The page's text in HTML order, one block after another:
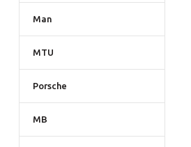
Man
MTU
Porsche
MB